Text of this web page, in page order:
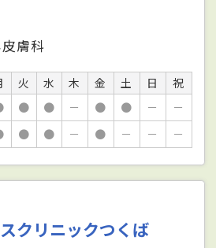
膚科
火 水 木 金 土 日
祝
● ● － ● ● －
－
● ● － ● － － －
クリニックつくば